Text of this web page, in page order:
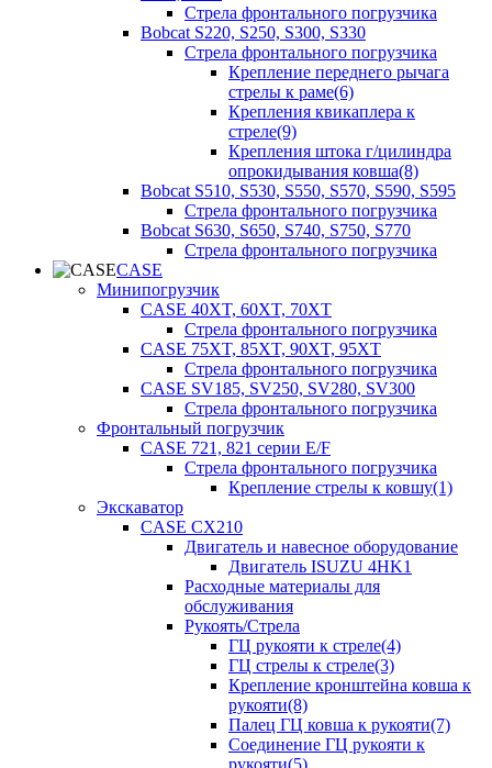
Стрела фронтального погрузчика
Bobcat S220, S250, S300, S330
Стрела фронтального погрузчика
Крепление переднего рычага
стрелы к раме(6)
Крепления квикаплера к
стреле(9)
Крепления штока г/цилиндра
опрокидывания ковша(8)
Bobcat S510, S530, S550, S570, S590, S595
Стрела фронтального погрузчика
Bobcat S630, S650, S740, S750, S770
Стрела фронтального погрузчика
CASE
Минипогрузчик
CASE 40XT, 60XT, 70XT
Стрела фронтального погрузчика
CASE 75XT, 85XT, 90XT, 95XT
Стрела фронтального погрузчика
CASE SV185, SV250, SV280, SV300
Стрела фронтального погрузчика
Фронтальный погрузчик
CASE 721, 821 серии E/F
Стрела фронтального погрузчика
Крепление стрелы к ковшу(1)
Экскаватор
CASE CX210
Двигатель и навесное оборудование
Двигатель ISUZU 4HK1
Расходные материалы для
обслуживания
Рукоять/Стрела
ГЦ рукояти к стреле(4)
ГЦ стрелы к стреле(3)
Крепление кронштейна ковша к
рукояти(8)
Палец ГЦ ковша к рукояти(7)
Соединение ГЦ рукояти к
рукояти(5)